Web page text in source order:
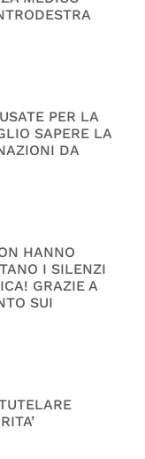
PER LA
SAPERE LA
DA
HANNO
I SILENZI
GRAZIE A
SUI